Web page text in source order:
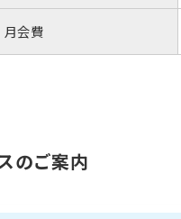
月会費
のご案内